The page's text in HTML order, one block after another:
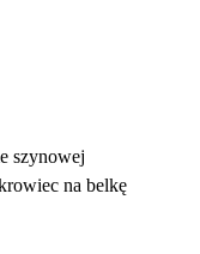
szynowej
na belkę